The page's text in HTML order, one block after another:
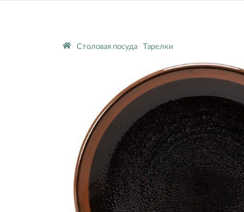
Столовая посуда Тарелки